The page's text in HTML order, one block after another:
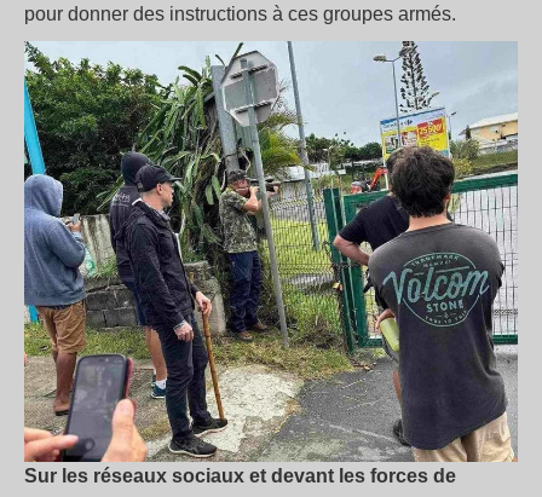
pour donner des instructions à ces groupes armés.
Sur les réseaux sociaux et devant les forces de